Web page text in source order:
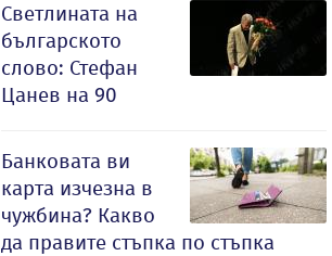
Светлината на
българското
слово: Стефан
Цанев на 90
Банковата ви
карта изчезна в
чужбина? Какво
да правите стъпка по стъпка